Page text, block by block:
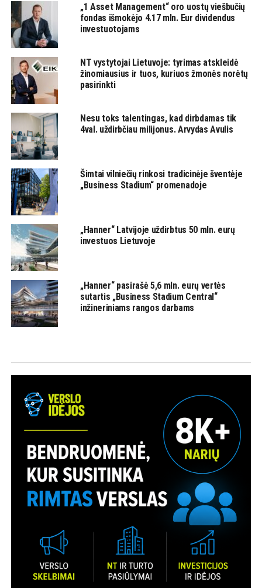
„1 Asset Management“ oro uostų viešbučių
fondas išmokėjo 4.17 mln. Eur dividendus
investuotojams
NT vystytojai Lietuvoje: tyrimas atskleidė
žinomiausius ir tuos, kuriuos žmonės norėtų
pasirinkti
Nesu toks talentingas, kad dirbdamas tik
4val. uždirbčiau milijonus. Arvydas Avulis
Šimtai vilniečių rinkosi tradicinėje šventėje
„Business Stadium“ promenadoje
„Hanner“ Latvijoje uždirbtus 50 mln. eurų
investuos Lietuvoje
„Hanner“ pasirašė 5,6 mln. eurų vertės
sutartis „Business Stadium Central“
inžineriniams rangos darbams